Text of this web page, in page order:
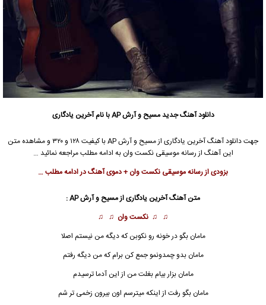
دانلود آهنگ جدیدمسیح وآرش AP با نام آخرین یادگاری
جهت دانلود آهنگ آخرین یادگاری ازمسیح وآرش AP
با کیفیت ۱۲۸ و ۳۲۰ و مشاهده متن
این آهنگ از رسانه موسیقی نکست وان به ادامه مطلب مراجعه نمائید …
بزودی از رسانه موسیقی نکست وان + دموی آهنگ در ادامه مطلب …
متن آهنگ آخرین یادگاری از مسیح و آرش AP :
♫ ♫ نکست وان ♫ ♫
مامان بگو در خونه رو نکوبن که دیگه من نیستم اصلا
مامان بدو چمدونمو جمع کن برام که من دیگه رفتم
مامان بزار بیام بغلت من از این آدما ترسیدم
مامان بگو رفت از اینکه میترسم اون بیرون زخمی تر شم